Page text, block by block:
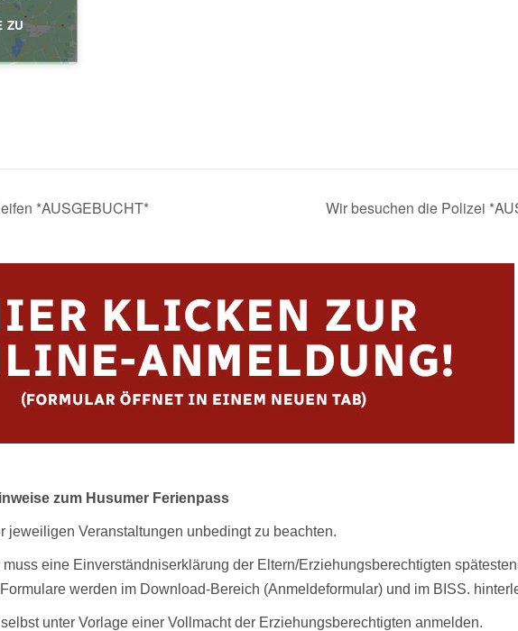
ZU
*AUSGEBUCHT* Wir besuchen die Polizei
zum Husumer Ferienpass
jeweiligen Veranstaltungen unbedingt zu beachten.
eine Einverständniserklärung der Eltern/Erziehungsberechtigten
werden im Download-Bereich (Anmeldeformular) und im BISS.
unter Vorlage einer Vollmacht der Erziehungsberechtigten anmelden.